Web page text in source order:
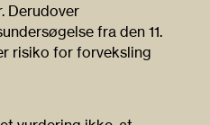
Derudover
fra den 11.
risiko for forveksling